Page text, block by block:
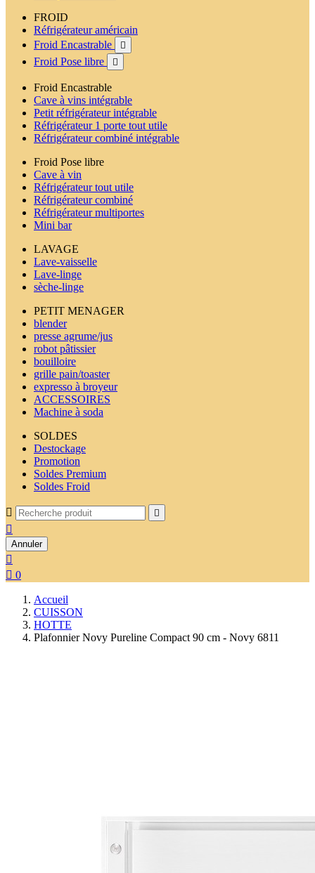
FROID
Réfrigérateur américain
Froid Encastrable

Froid Pose libre 
Froid Encastrable
Cave à vins intégrable
Petit réfrigérateur intégrable
Réfrigérateur 1 porte tout utile
Réfrigérateur combiné intégrable
Froid Pose libre
Cave à vin
Réfrigérateur tout utile
Réfrigérateur combiné
Réfrigérateur multiportes
Mini bar
LAVAGE
Lave-vaisselle
Lave-linge
sèche-linge
PETIT MENAGER
blender
presse agrume/jus
robot pâtissier
bouilloire
grille pain/toaster
expresso à broyeur
ACCESSOIRES
Machine à soda
SOLDES
Destockage
Promotion
Soldes Premium
Soldes Froid
 

Annuler

 0
Accueil
CUISSON
HOTTE
Plafonnier Novy Pureline Compact 90 cm - Novy 6811